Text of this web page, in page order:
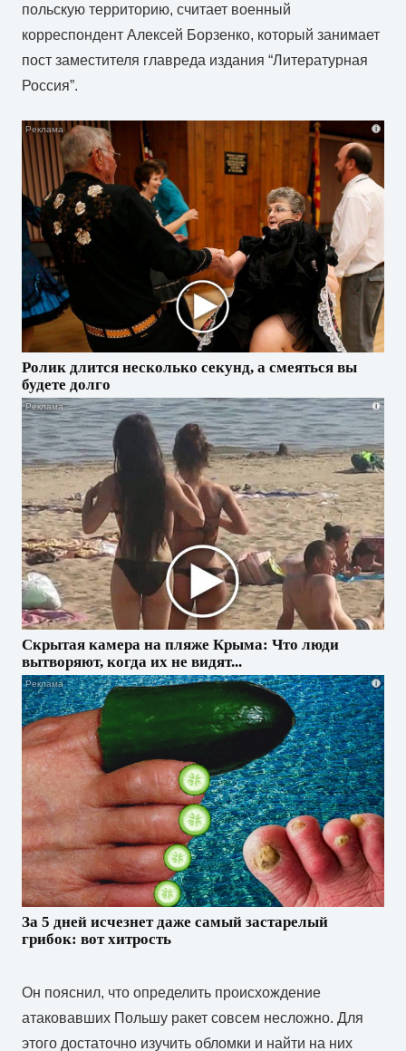
польскую территорию, считает военный
корреспондент Алексей Борзенко, который занимает
пост заместителя главреда издания “Литературная
Россия”.
i
Ролик длится несколько секунд, а смеяться вы
будете долго
i
Скрытая камера на пляже Крыма: Что люди
вытворяют, когда их не видят...
i
За 5 дней исчезнет даже самый застарелый
грибок: вот хитрость
Он пояснил, что определить происхождение
атаковавших Польшу ракет совсем несложно. Для
этого достаточно изучить обломки и найти на них